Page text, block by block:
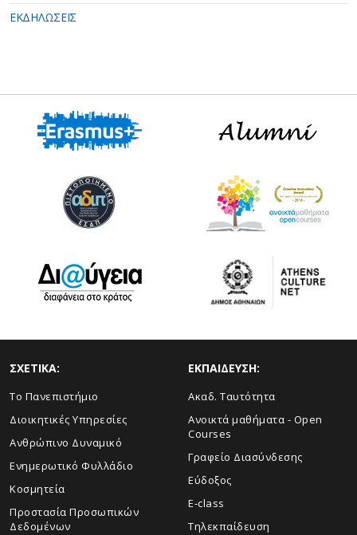
ΕΚΔΗΛΩΣΕΙΣ
ΣΧΕΤΙΚΑ:
Το Πανεπιστήμιο
Διοικητικές Υπηρεσίες
Ανθρώπινο Δυναμικό
Ενημερωτικό Φυλλάδιο
Κοσμητεία
Προστασία Προσωπικών
Δεδομένων
ΕΚΠΑΙΔΕΥΣΗ:
Ακαδ. Ταυτότητα
Ανοικτά μαθήματα - Open
Courses
Γραφείο Διασύνδεσης
Εύδοξος
E-class
Τηλεκπαίδευση